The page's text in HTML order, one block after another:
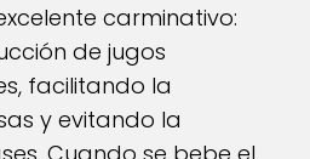
carminativo:
de jugos
facilitando la
y evitando la